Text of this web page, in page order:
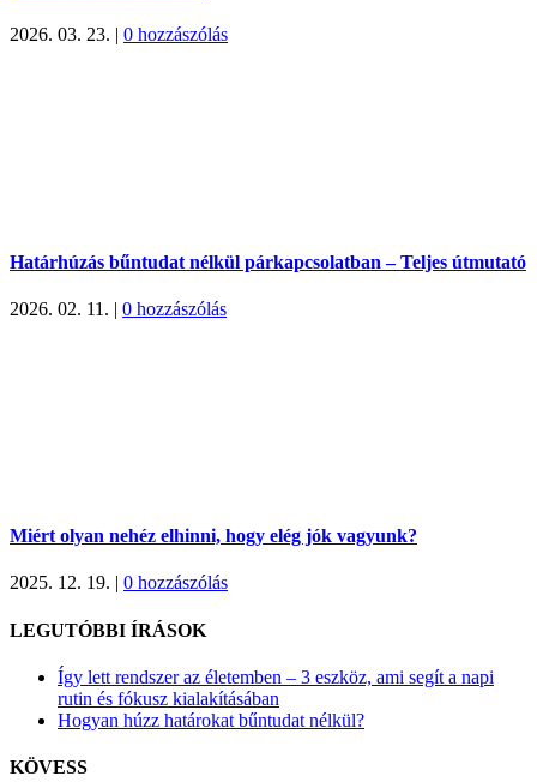
2026. 03. 23. | 0 hozzászólás
Határhúzás bűntudat nélkül párkapcsolatban – Teljes útmutató
2026. 02. 11. | 0 hozzászólás
Miért olyan nehéz elhinni, hogy elég jók vagyunk?
2025. 12. 19. | 0 hozzászólás
LEGUTÓBBI ÍRÁSOK
Így lett rendszer az életemben – 3 eszköz, ami segít a napi
rutin és fókusz kialakításában
Hogyan húzz határokat bűntudat nélkül?
KÖVESS